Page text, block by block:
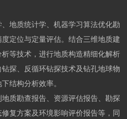
质统计学、机器学习算法优化勘
定位与定量评估。结合三维地质建
等技术，进行地质构造精细化解析
探、反循环钻探技术及钻孔地球物
结构分析效率。
勘查报告、资源评估报告、勘探
复方案及环境影响评价报告等，同